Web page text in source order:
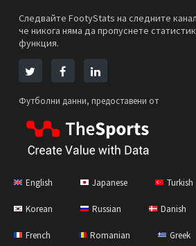
Следвайте FootyStats на следните
че никога няма да пропуснете
функция.
Футболни данни, предоставени от
English Japanese Turkish
Korean Russian Danish
French Romanian Greek